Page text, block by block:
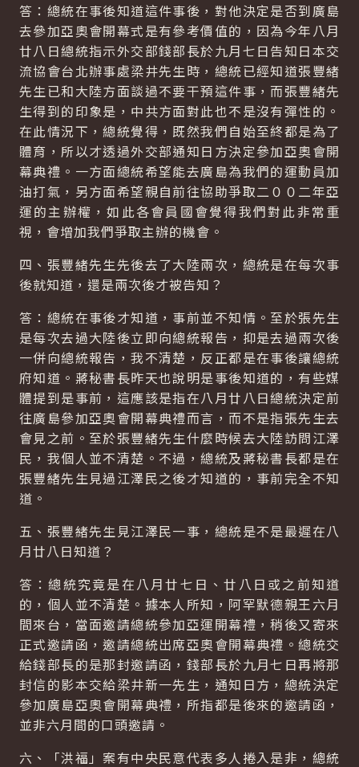
答：總統在事後知道這件事後，對他決定是否到廣島
去參加亞奧會開幕式是有參考價值的，因為今年八月
廿八日總統指示外交部錢部長於九月七日告知日本交
流協會台北辦事處梁井先生時，總統已經知道張豐緒
先生已和大陸方面談過不要干預這件事，而張豐緒先
生得到的印象是，中共方面對此也不是沒有彈性的。
在此情況下，總統覺得，既然我們自始至終都是為了
體育，所以才透過外交部通知日方決定參加亞奧會開
幕典禮。一方面總統希望能去廣島為我們的運動員加
油打氣，另方面希望親自前往協助爭取二００二年亞
運的主辦權，如此各會員國會覺得我們對此非常重
視，會增加我們爭取主辦的機會。
四、張豐緒先生先後去了大陸兩次，總統是在每次事
後就知道，還是兩次後才被告知？
答：總統在事後才知道，事前並不知情。至於張先生
是每次去過大陸後立即向總統報告，抑是去過兩次後
一併向總統報告，我不清楚，反正都是在事後讓總統
府知道。蔣秘書長昨天也說明是事後知道的，有些媒
體提到是事前，這應該是指在八月廿八日總統決定前
往廣島參加亞奧會開幕典禮而言，而不是指張先生去
會見之前。至於張豐緒先生什麼時候去大陸訪問江澤
民，我個人並不清楚。不過，總統及蔣秘書長都是在
張豐緒先生見過江澤民之後才知道的，事前完全不知
道。
五、張豐緒先生見江澤民一事，總統是不是最遲在八
月廿八日知道？
答：總統究竟是在八月廿七日、廿八日或之前知道
的，個人並不清楚。據本人所知，阿罕默德親王六月
間來台，當面邀請總統參加亞運開幕禮，稍後又寄來
正式邀請函，邀請總統出席亞奧會開幕典禮。總統交
給錢部長的是那封邀請函，錢部長於九月七日再將那
封信的影本交給梁井新一先生，通知日方，總統決定
參加廣島亞奧會開幕典禮，所指都是後來的邀請函，
並非六月間的口頭邀請。
六、「洪福」案有中央民意代表多人捲入是非，總統